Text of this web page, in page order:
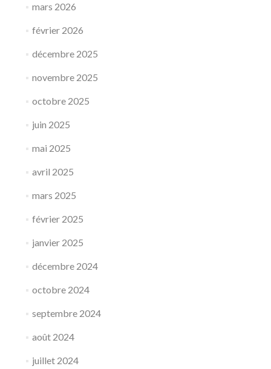
mars 2026
février 2026
décembre 2025
novembre 2025
octobre 2025
juin 2025
mai 2025
avril 2025
mars 2025
février 2025
janvier 2025
décembre 2024
octobre 2024
septembre 2024
août 2024
juillet 2024